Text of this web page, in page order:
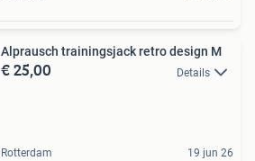
Alprausch trainingsjack retro design M
€ 25,00 Details
Rotterdam 19 jun 26